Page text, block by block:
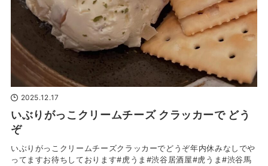
2025.12.17
いぶりがっこクリームチーズ クラッカーで どう
ぞ
いぶりがっこクリームチーズクラッカーでどうぞ年内休みなしでや
ってますお待ちしております#虎うま#渋谷居酒屋#虎うま#渋谷馬